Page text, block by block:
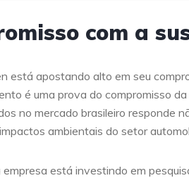
com a
está apostando alto em seu
é uma prova do compromisso
no mercado brasileiro responde
ambientais do setor
empresa está investindo em